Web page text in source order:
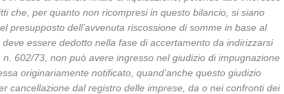
che, per quanto non ricompresi in questo bilancio, si siano
presupposto dell’avvenuta riscossione di somme in base al
essere dedotto nella fase di accertamento da indirizzarsi
602/73, non può avere ingresso nel giudizio di impugnazione
originariamente notificato, quand’anche questo giudizio
cancellazione dal registro delle imprese, da o nei confronti dei